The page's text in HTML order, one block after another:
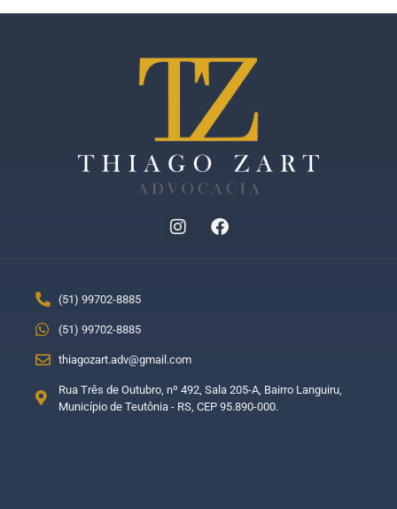
(51) 99702-8885
(51) 99702-8885
thiagozart.adv@gmail.com
Rua Três de Outubro, nº 492, Sala 205-A, Bairro Languiru,
Município de Teutônia - RS, CEP 95.890-000.